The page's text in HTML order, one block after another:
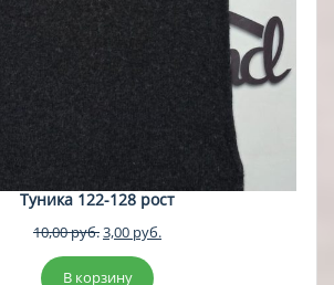
Туника 122-128 рост
10,00руб.Первоначальная
цена
составляла
3,00 руб.Текущая
В корзину